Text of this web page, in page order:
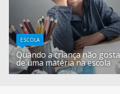
ESCOLA
Quando a criança não gosta
de uma matéria na escola